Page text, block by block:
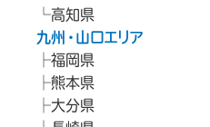
高知県
九州・山口エリア
福岡県
熊本県
大分県